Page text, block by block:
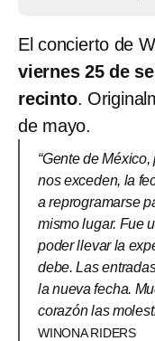
El concierto de
viernes 25 de
recinto.
de mayo.
“Gente de
nos exceden, la
a reprogramarse
mismo lugar. Fue
poder llevar la
debe. Las
la nueva fecha.
corazón las
WINONA RIDERS